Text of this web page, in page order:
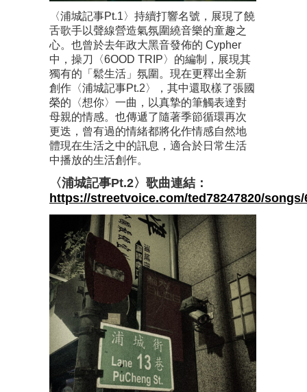
〈浦城記事Pt.1〉持續打響名號，展現了饒
舌歌手以聲線營造氣氛圍繞音樂的童趣之
心。也曾於去年政大黑音發佈的 Cypher
中，操刀〈6OOD TRIP〉的編制，展現其
獨有的「鬆生活」氛圍。現在更釋出全新
創作〈浦城記事Pt.2〉，其中還取樣了張國
榮的〈想你〉一曲，以真摯的筆觸表達對
母親的情感。也傳遞了隨著季節循環再次
更迭，曾有過的情緒都將化作情感自然地
體現在生活之中的訊息，適合於日常生活
中播放的生活創作。
〈浦城記事Pt.2〉歌曲連結：
https://streetvoice.com/ted78247820/songs/